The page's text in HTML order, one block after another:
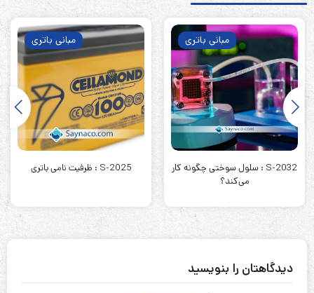
مبانی باتری
S-2032 : سلول سوختی چگونه کار
می‌کند؟
مبانی باتری
S-2025 : ظرفیت نامی باتری
دیدگاهتان را بنویسید